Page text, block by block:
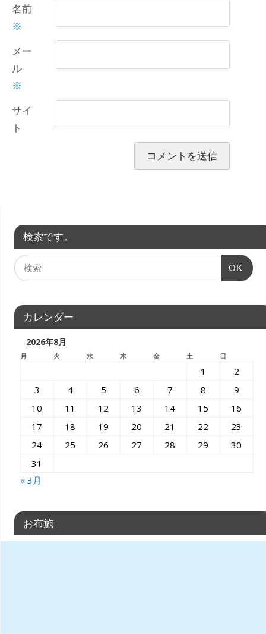
名前
※
メー
ル
※
サイ
ト
検索です。
OK
カレンダー
2026年8月
月 火 水 木 金 土 日
1
2
3
4 5 6 7 8
9
10
11 12 13 14 15
16
17
18 19 20 21 22
23
24
25 26 27 28 29
30
31
« 3月
お布施